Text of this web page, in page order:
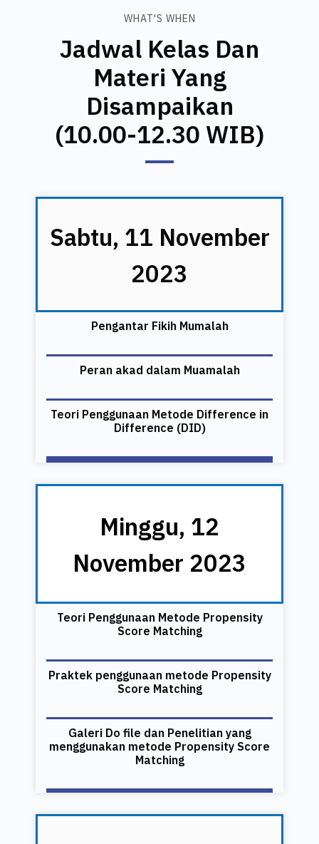
WHAT'S WHEN
Jadwal Kelas Dan
Materi Yang
Disampaikan
(10.00-12.30 WIB)
Sabtu, 11 November
2023
Pengantar Fikih Mumalah
Peran akad dalam Muamalah
Teori Penggunaan Metode Difference in
Difference (DID)
Minggu, 12
November 2023
Teori Penggunaan Metode Propensity
Score Matching
Praktek penggunaan metode Propensity
Score Matching
Galeri Do file dan Penelitian yang
menggunakan metode Propensity Score
Matching